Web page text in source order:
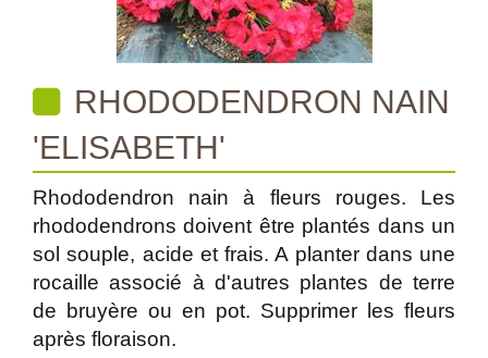
RHODODENDRON NAIN
'ELISABETH'
Rhododendron nain à fleurs rouges. Les
rhododendrons doivent être plantés dans un
sol souple, acide et frais. A planter dans une
rocaille associé à d'autres plantes de terre
de bruyère ou en pot. Supprimer les fleurs
après floraison.